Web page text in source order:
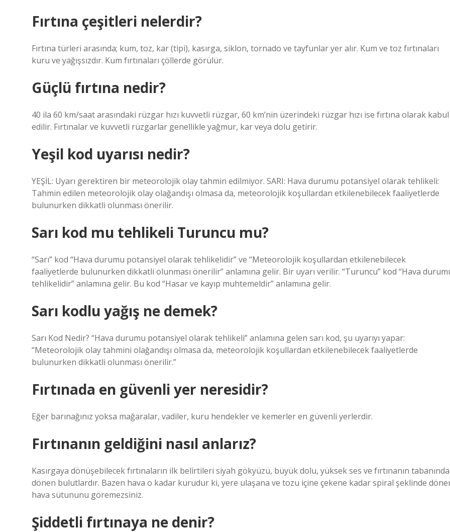
Fırtına çeşitleri nelerdir?
Fırtına türleri arasında; kum, toz, kar (tipi), kasırga, siklon, tornado ve tayfunlar yer alır. Kum ve toz fırtınaları
kuru ve yağışsızdır. Kum fırtınaları çöllerde görülür.
Güçlü fırtına nedir?
40 ila 60 km/saat arasındaki rüzgar hızı kuvvetli rüzgar, 60 km’nin üzerindeki rüzgar hızı ise fırtına olarak kabul
edilir. Fırtınalar ve kuvvetli rüzgarlar genellikle yağmur, kar veya dolu getirir.
Yeşil kod uyarısı nedir?
YEŞİL: Uyarı gerektiren bir meteorolojik olay tahmin edilmiyor. SARI: Hava durumu potansiyel olarak tehlikeli:
Tahmin edilen meteorolojik olay olağandışı olmasa da, meteorolojik koşullardan etkilenebilecek faaliyetlerde
bulunurken dikkatli olunması önerilir.
Sarı kod mu tehlikeli Turuncu mu?
“Sarı” kod “Hava durumu potansiyel olarak tehlikelidir” ve “Meteorolojik koşullardan etkilenebilecek
faaliyetlerde bulunurken dikkatli olunması önerilir” anlamına gelir. Bir uyarı verilir. “Turuncu” kod “Hava
tehlikelidir” anlamına gelir. Bu kod “Hasar ve kayıp muhtemeldir” anlamına gelir.
Sarı kodlu yağış ne demek?
Sarı Kod Nedir? “Hava durumu potansiyel olarak tehlikeli” anlamına gelen sarı kod, şu uyarıyı yapar:
“Meteorolojik olay tahmini olağandışı olmasa da, meteorolojik koşullardan etkilenebilecek faaliyetlerde
bulunurken dikkatli olunması önerilir.”
Fırtınada en güvenli yer neresidir?
Eğer barınağınız yoksa mağaralar, vadiler, kuru hendekler ve kemerler en güvenli yerlerdir.
Fırtınanın geldiğini nasıl anlarız?
Kasırgaya dönüşebilecek fırtınaların ilk belirtileri siyah gökyüzü, büyük dolu, yüksek ses ve fırtınanın tabanında
dönen bulutlardır. Bazen hava o kadar kurudur ki, yere ulaşana ve tozu içine çekene kadar spiral şeklinde
hava sütununu göremezsiniz.
Şiddetli fırtınaya ne denir?